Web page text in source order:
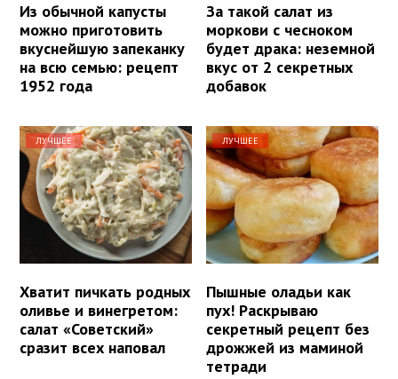
Из обычной капусты
можно приготовить
вкуснейшую запеканку
на всю семью: рецепт
1952 года
За такой салат из
моркови с чесноком
будет драка: неземной
вкус от 2 секретных
добавок
ЛУЧШЕЕ
Хватит пичкать родных
оливье и винегретом:
салат «Советский»
сразит всех наповал
ЛУЧШЕЕ
Пышные оладьи как
пух! Раскрываю
секретный рецепт без
дрожжей из маминой
тетради